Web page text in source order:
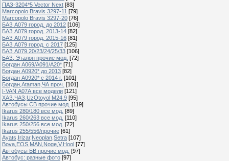
ПАЗ-3204*5 Vector Next [83]
Marcopolo Bravis 3297-11 [79]
Marcopolo Bravis 3297-20 [76]
БАЗ А079 город. до 2012 [106]
БАЗ А079 город. 2013-14 [82]
БАЗ А079 город. 2015-16 [81]
БАЗ А079 город. с 2017 [125]
БАЗ А079.20/23/24/25/33 [106]
БАЗ, Эталон прочие мод. [72]
Богдан А069/А091/А20* [71]
Богдан А0920* до 2013 [82]
Богдан А0920* с 2014 г. [101]
Богдан,Ataman,ЧА проч. [101]
I-VAN А07А все модели [121]
ХАЗ,ЧАЗ,UzOtoyol M24.9 [95]
Автобусы СВ прочие мод. [119]
Ikarus 280/180 все мод. [89]
Ikarus 260/263 все мод. [110]
Ikarus 250/256 все мод. [72]
Ikarus 255/556/прочие [61]
Ayats,Irizar,Neoplan,Setra [107]
Bova,EOS,MAN,Noge,V.Hool [77]
Автобусы БВ прочие мод. [97]
Автобус: разные фото [97]